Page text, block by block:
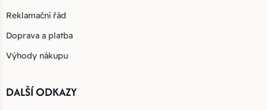
Reklamační řád
Doprava a platba
Výhody nákupu
DALŠÍ ODKAZY